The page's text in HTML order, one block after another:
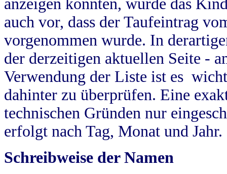
anzeigen konnten, wurde das
auch vor, dass der Taufeintrag
vorgenommen wurde. In
der derzeitigen aktuellen Seite -
Verwendung der Liste ist es
dahinter zu überprüfen. Eine
technischen Gründen nur
erfolgt nach Tag, Monat und Jahr.
Schreibweise der Namen